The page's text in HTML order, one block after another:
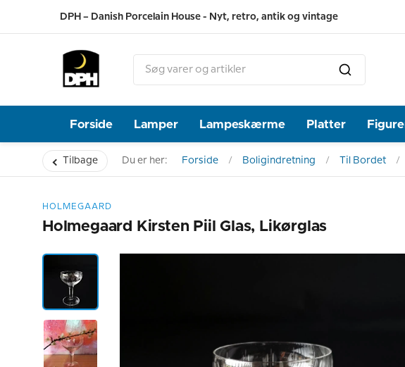
DPH – Danish Porcelain House - Nyt, retro, antik og vintage
Forside Lamper Lampeskærme Platter
Tilbage Du er her: Forside Boligindretning Til Bordet
HOLMEGAARD
Holmegaard Kirsten Piil Glas, Likørglas